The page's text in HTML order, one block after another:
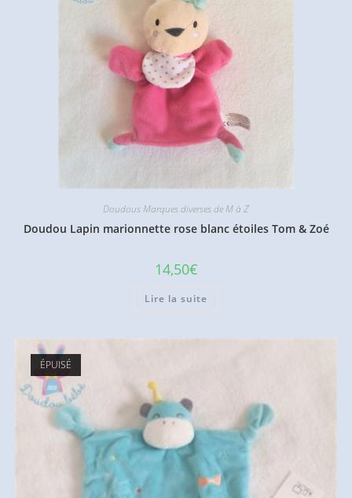
Doudous Marques diverses de M à Z
Doudou Lapin marionnette rose blanc étoiles Tom & Zoé
14,50€
Lire la suite
ÉPUISÉ